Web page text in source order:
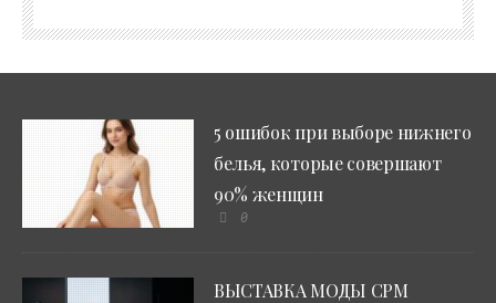
5 ошибок при выборе нижнего
белья, которые совершают
90% женщин
0
ВЫСТАВКА МОДЫ CPM